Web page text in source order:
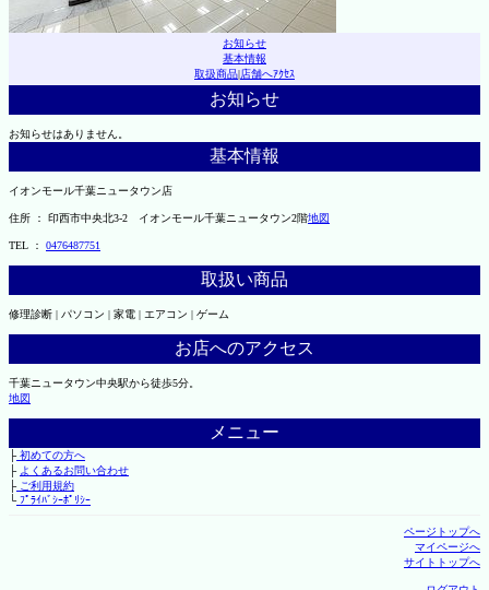
お知らせ
基本情報
取扱商品|店舗へｱｸｾｽ
お知らせ
お知らせはありません。
基本情報
イオンモール千葉ニュータウン店
住所 ： 印西市中央北3-2 イオンモール千葉ニュータウン2階地図
TEL ： 0476487751
取扱い商品
修理診断 | パソコン | 家電 | エアコン | ゲーム
お店へのアクセス
千葉ニュータウン中央駅から徒歩5分。
地図
メニュー
├初めての方へ
├ よくあるお問い合わせ
├ご利用規約
└ﾌﾟﾗｲﾊﾞｼｰﾎﾟﾘｼｰ
ページトップへ
マイページへ
サイトトップへ